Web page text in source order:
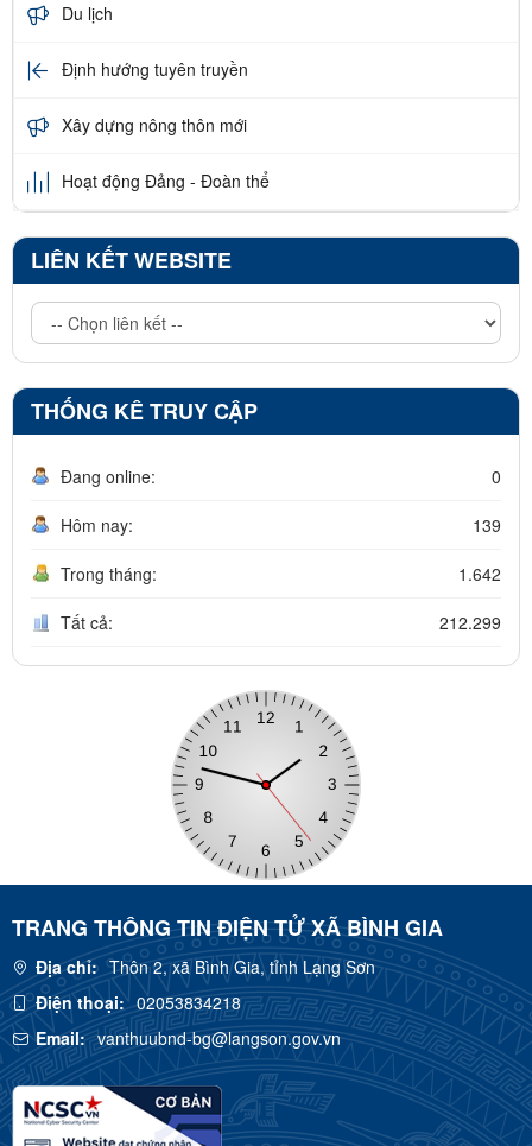
Du lịch
Định hướng tuyên truyền
Xây dựng nông thôn mới
Hoạt động Đảng - Đoàn thể
LIÊN KẾT WEBSITE
THỐNG KÊ TRUY CẬP
Đang online: 0
Hôm nay: 139
Trong tháng: 1.642
Tất cả: 212.299
TRANG THÔNG TIN ĐIỆN TỬ XÃ BÌNH GIA
Địa chỉ: Thôn 2, xã Bình Gia, tỉnh Lạng Sơn
Điện thoại: 02053834218
Email: vanthuubnd-bg@langson.gov.vn